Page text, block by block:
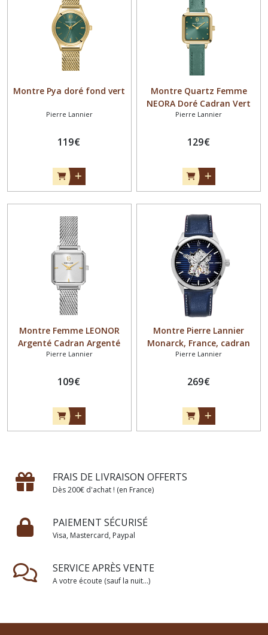
Montre Pya doré fond vert
Pierre Lannier
119€
Montre Quartz Femme
NEORA Doré Cadran Vert
Bracelet Cuir Vert 10 MM
Pierre Lannier
129€
Montre Femme LEONOR
Argenté Cadran Argenté
Bracelet Acier milanais
Pierre Lannier
109€
Montre Pierre Lannier
Monarck, France, cadran
bleu, cuir bleu
Pierre Lannier
269€
FRAIS DE LIVRAISON OFFERTS
Dès 200€ d'achat ! (en France)
PAIEMENT SÉCURISÉ
Visa, Mastercard, Paypal
SERVICE APRÈS VENTE
A votre écoute (sauf la nuit...)